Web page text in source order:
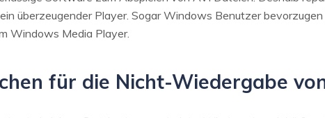
überzeugender Player. Sogar Windows Benutzer
Windows Media Player.
für die Nicht-Wiedergabe